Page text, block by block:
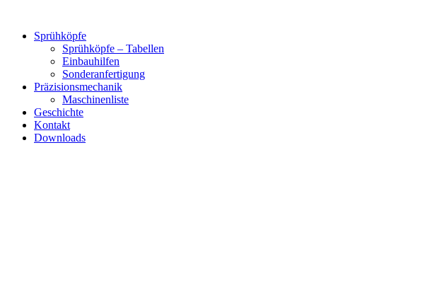
springenSprühköpfe
Sprühköpfe – Tabellen
Einbauhilfen
Sonderanfertigung
Präzisionsmechanik
Maschinenliste
Geschichte
Kontakt
Downloads